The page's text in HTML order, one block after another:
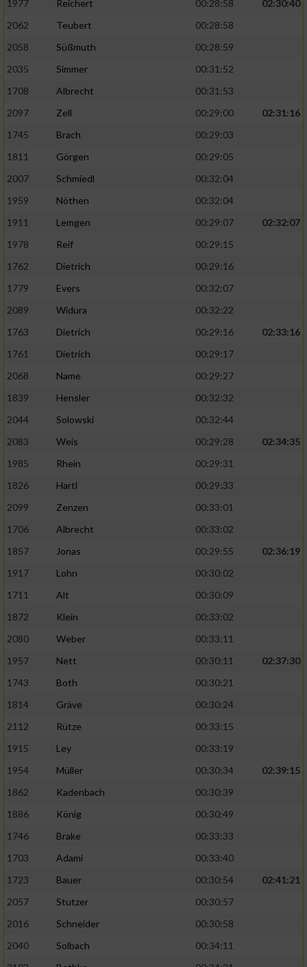
1977
Reichert 00:28:58
02:30:40
2062
Teubert
00:28:58
2058
Süßmuth
00:28:59
2035
Simmer
00:31:52
1708
Albrecht
00:31:53
2097
Zell 00:29:00
02:31:16
1745
Brach
00:29:03
1811
Görgen
00:29:05
2007
Schmiedl
00:32:04
1959
Nöthen
00:32:04
1911
Lemgen 00:29:07
02:32:07
1978
Reif
00:29:15
1762
Dietrich
00:29:16
1779
Evers
00:32:07
2089
Widura
00:32:22
1763
Dietrich 00:29:16
02:33:16
1761
Dietrich
00:29:17
2068
Name
00:29:27
1839
Hensler
00:32:32
2044
Solowski
00:32:44
2083
Weis 00:29:28
02:34:35
1985
Rhein
00:29:31
1826
Hartl
00:29:33
2099
Zenzen
00:33:01
1706
Albrecht
00:33:02
1857
Jonas 00:29:55
02:36:19
1917
Lohn
00:30:02
1711
Alt
00:30:09
1872
Klein
00:33:02
2080
Weber
00:33:11
1957
Nett 00:30:11
02:37:30
1743
Both
00:30:21
1814
Gräve
00:30:24
2112
Rütze
00:33:15
1915
Ley
00:33:19
1954
Müller 00:30:34
02:39:15
1862
Kadenbach
00:30:39
1886
König
00:30:49
1746
Brake
00:33:33
1703
Adami
00:33:40
1723
Bauer 00:30:54
02:41:21
2057
Stutzer
00:30:57
2016
Schneider
00:30:58
2040
Solbach
00:34:11
Verwendung reduzierter Daten zur Auswahl
von Werbeanzeigen
Erstellung von Profilen für personalisierte
Werbung
personalisierter Werbung
von Inhalten
personalisierter Inhalte
Messung der Werbeleistung
Analyse von Zielgruppen durch Statistiken
oder Kombinationen von Daten aus
verschiedenen Quellen
Verwendung reduzierter Daten zur Auswahl
von Inhalten
IAB-Besonderheiten:
Verwendung genauer Standortdaten
Geräte anhand von aktiv angeforderten
Notwendig